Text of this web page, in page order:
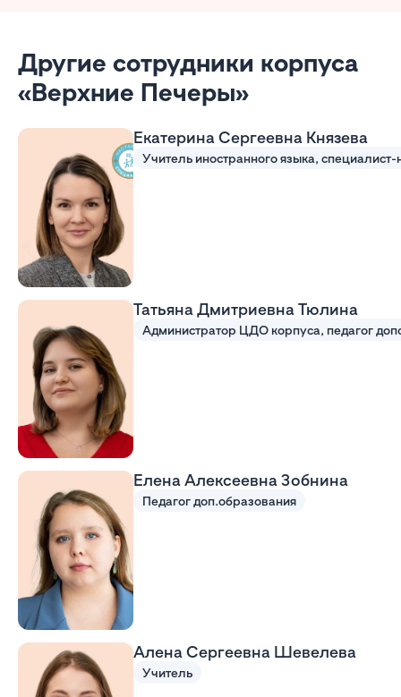
Другие сотрудники корпуса
«Верхние Печеры»
Екатерина Сергеевна Князева
Татьяна Дмитриевна Тюлина
Елена Алексеевна Зобнина
Педагог доп.образования
Алена Сергеевна Шевелева
Учитель